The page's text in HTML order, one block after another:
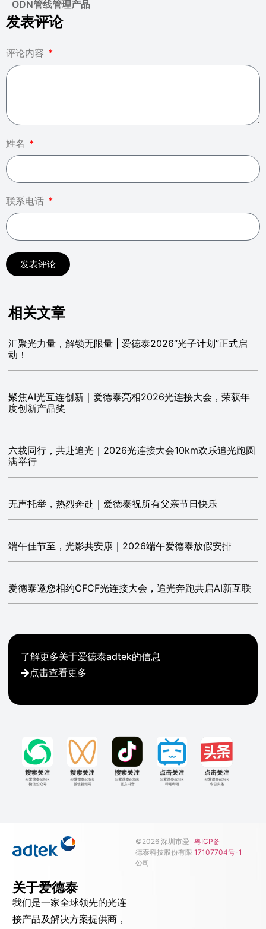
ODN管线管理产品
发表评论
评论内容
姓名
联系电话
发表评论
相关文章
汇聚光力量，解锁无限量 | 爱德泰2026“光子计划”正式启
动！
聚焦AI光互连创新｜爱德泰亮相2026光连接大会，荣获年
度创新产品奖
六载同行，共赴追光｜2026光连接大会10km欢乐追光跑圆
满举行
无声托举，热烈奔赴｜爱德泰祝所有父亲节日快乐
端午佳节至，光影共安康｜2026端午爱德泰放假安排
爱德泰邀您相约CFCF光连接大会，追光奔跑共启AI新互联
了解更多关于爱德泰adtek的信息
点击查看更多
关于爱德泰
我们是一家全球领先的光连
接产品及解决方案提供商，
©2026 深圳市爱
德泰科技股份有限
公司
粤ICP备
17107704号-1